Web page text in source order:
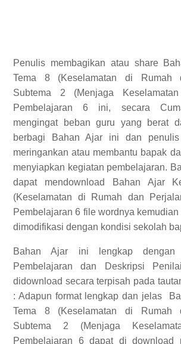
Penulis membagikan atau share
Tema 8 (Keselamatan di Rumah
Subtema 2 (Menjaga
Pembelajaran 6 ini, secara
mengingat beban guru yang berat
berbagi Bahan Ajar ini dan
meringankan atau membantu bapak
menyiapkan kegiatan pembelajaran.
dapat mendownload Bahan Ajar
(Keselamatan di Rumah dan
Pembelajaran 6 file wordnya
dimodifikasi dengan kondisi sekolah
Bahan Ajar ini lengkap
Pembelajaran dan Deskripsi
didownload secara terpisah pada
: Adapun format lengkap dan jelas
Tema 8 (Keselamatan di Rumah
Subtema 2 (Menjaga
Pembelajaran 6dapat di download